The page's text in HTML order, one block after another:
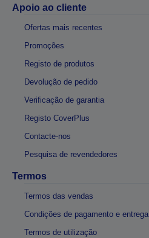
Apoio ao cliente
Ofertas mais recentes
Promoções
Registo de produtos
Devolução de pedido
Verificação de garantia
Registo CoverPlus
Contacte-nos
Pesquisa de revendedores
Termos
Termos das vendas
Condições de pagamento e entrega
Termos de utilização